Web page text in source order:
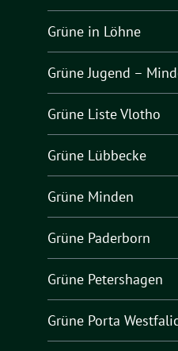
Grüne in Löhne
Grüne Jugend –
Grüne Liste Vlotho
Grüne Lübbecke
Grüne Minden
Grüne Paderborn
Grüne Petershagen
Grüne Porta